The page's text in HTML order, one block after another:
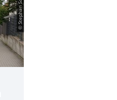
© Stephan Schöps